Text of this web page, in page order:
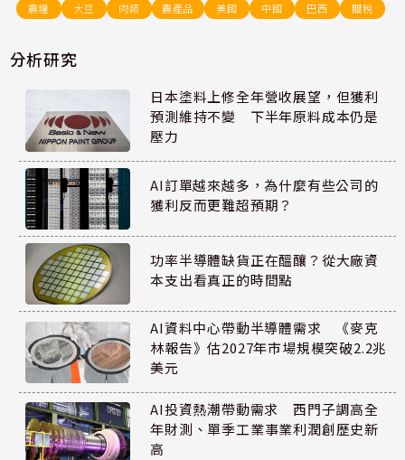
農糧 大豆 肉類 農產品 美國 中國 巴西 關稅
分析研究
日本塗料上修全年營收展望，但獲利
預測維持不變 下半年原料成本仍是
壓力
AI訂單越來越多，為什麼有些公司的
獲利反而更難超預期？
功率半導體缺貨正在醞釀？從大廠資
本支出看真正的時間點
AI資料中心帶動半導體需求 《麥克
林報告》估2027年市場規模突破2.2兆
美元
AI投資熱潮帶動需求 西門子調高全
年財測、單季工業事業利潤創歷史新
高